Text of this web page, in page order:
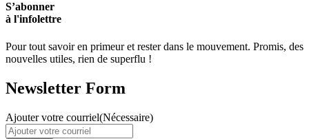
S’abonner
à l'infolettre
Pour tout savoir en primeur et rester dans le mouvement. Promis, des
nouvelles utiles, rien de superflu !
Newsletter Form
Ajouter votre courriel(Nécessaire)